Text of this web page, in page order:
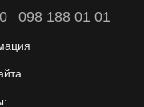
098 188 01 01